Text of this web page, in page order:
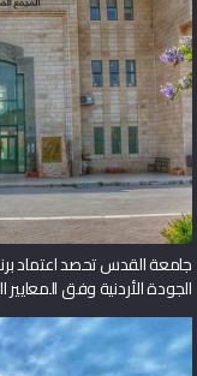
جامعة القدس تحصد اعتماد
الجودة الأردنية وفق المعايير